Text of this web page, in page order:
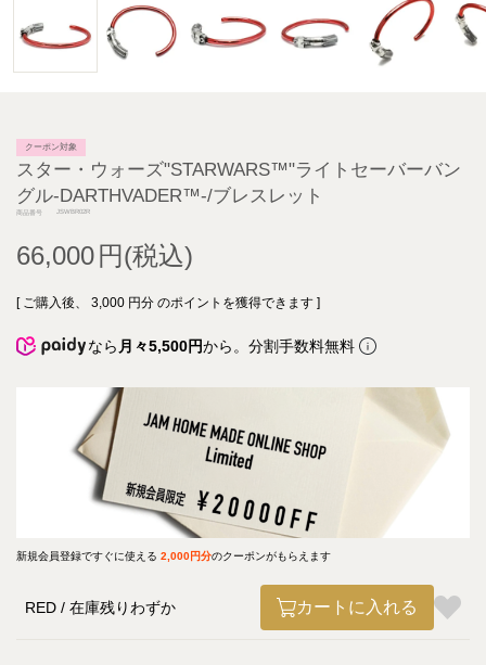
クーポン対象
スター・ウォーズ"STARWARS™"ライトセーバーバン
グル-DARTHVADER™-/ブレスレット
商品番号 JSWBR02R
66,000
[ ご購入後、 3,000 円分 のポイントを獲得できます ]
なら 月々5,500円から。分割手数料無料
新規会員登録ですぐに使える 2,000円分のクーポンがもらえます
RED 在庫残りわずか カートに入れる